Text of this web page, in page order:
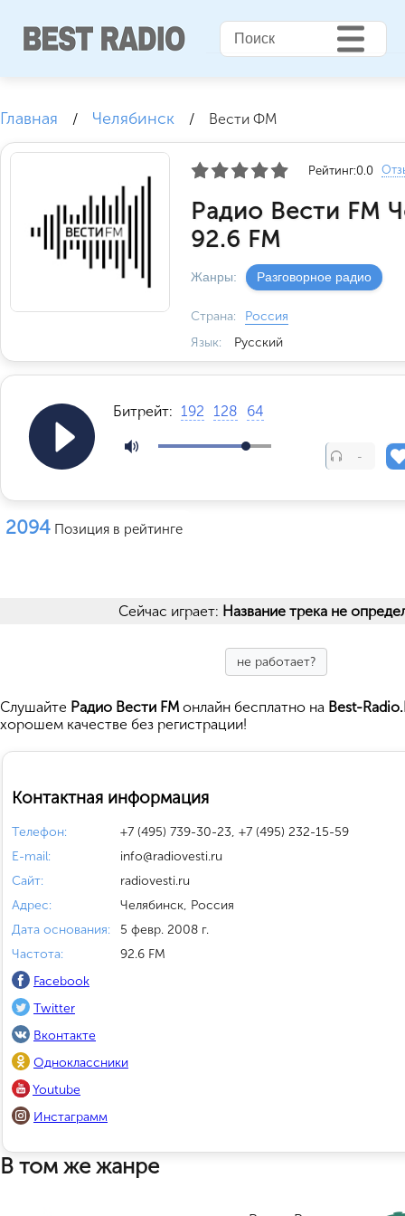
Главная / Челябинск / Вести ФМ
Рейтинг:0.0
Радио Вести FM
92.6 FM
Жанры: Разговорное радио
Страна:
Россия
Язык:
Русский
Битрейт: 192 128 64
-
2094 Позиция в рейтинге
Сейчас играет: Название трека не
не работает?
Cлушайте Радио Вести FM онлайн бесплатно на Best-
хорошем качестве без регистрации!
Контактная информация
Телефон:
+7 (495) 739-30-23, +7 (495) 232-15-59
E-mail:
info@radiovesti.ru
Сайт:
radiovesti.ru
Адрес:
Челябинск, Россия
Дата основания:
5 февр. 2008 г.
Частота:
92.6 FM
Facebook
Twitter
Вконтакте
Одноклассники
Youtube
Инстаграмм
В том же жанре